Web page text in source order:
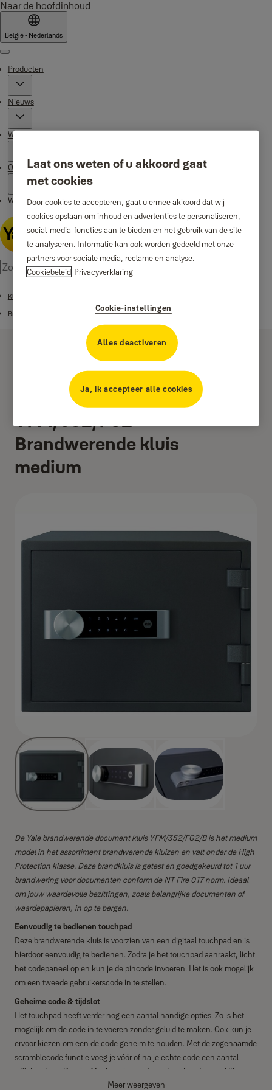
Naar de hoofdinhoud
België - Nederlands
Menu
Producten
Nieuws
Waarom Yale
Ondersteuning
Waar te koop
Kluizen
Brandwerende kluizen
YFM/352/FG2 -
Brandwerende kluis
medium
De Yale brandwerende document kluis YFM/352/FG2/B is het medium
model in het assortiment brandwerende kluizen en valt onder de High
Protection klasse. Deze brandkluis is getest en goedgekeurd tot 1 uur
brandwering voor documenten conform de NT Fire 017 norm. Ideaal
om jouw waardevolle bezittingen, zoals belangrijke documenten of
waardepapieren, in op te bergen.
Eenvoudig te bedienen touchpad
Deze brandwerende kluis is voorzien van een digitaal touchpad en is
hierdoor eenvoudig te bedienen. Zodra je het touchpad aanraakt, licht
het codepaneel op en kun je de pincode invoeren. Het is ook mogelijk
om een tweede gebruikerscode in te stellen.
Geheime code & tijdslot
Het touchpad heeft verder nog een aantal handige opties. Zo is het
mogelijk om de code in te voeren zonder geluid te maken. Ook kun je
ervoor kiezen om een de code geheim te houden. Met de zogenaamde
scramblecode functie voeg je vóór of na je echte code een aantal
willekeurige cijfers in. Mocht er iemand over je schouder meekijken,
dan weet die persoon niet wat de juiste code is. Voor extra veiligheid
Meer weergeven
Laat ons weten of u akkoord gaat
met cookies
Door cookies te accepteren, gaat u ermee akkoord dat wij
cookies opslaan om inhoud en advertenties te personaliseren,
social-media-functies aan te bieden en het gebruik van de site
te analyseren. Informatie kan ook worden gedeeld met onze
partners voor sociale media, reclame en analyse.
Cookiebeleid Privacyverklaring
Cookie-instellingen
Alles deactiveren
Ja, ik accepteer alle cookies